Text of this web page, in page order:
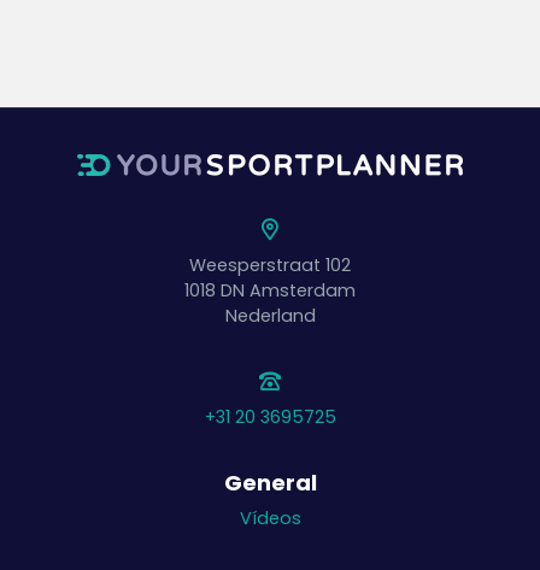
Weesperstraat 102
1018 DN Amsterdam
Nederland
+31 20 3695725
General
Vídeos